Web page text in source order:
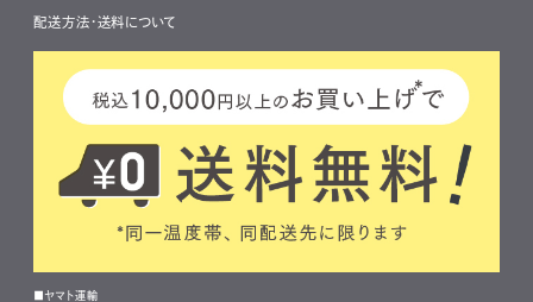
配送方法・送料について
■ヤマト運輸